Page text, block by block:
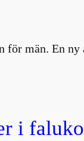
män. En
i